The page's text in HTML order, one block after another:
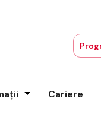
Cariere